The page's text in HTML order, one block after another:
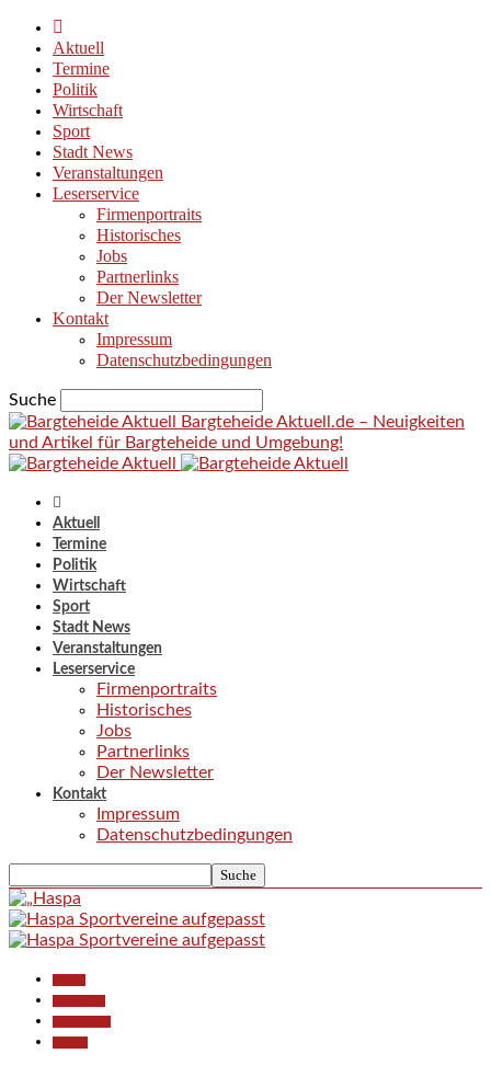
Aktuell
Termine
Politik
Wirtschaft
Sport
Stadt News
Veranstaltungen
Leserservice
Firmenportraits
Historisches
Jobs
Partnerlinks
Der Newsletter
Kontakt
Impressum
Datenschutzbedingungen
Suche
Bargteheide Aktuell.de – Neuigkeiten
und Artikel für Bargteheide und Umgebung!
Aktuell
Termine
Politik
Wirtschaft
Sport
Stadt News
Veranstaltungen
Leserservice
Firmenportraits
Historisches
Jobs
Partnerlinks
Der Newsletter
Kontakt
Impressum
Datenschutzbedingungen